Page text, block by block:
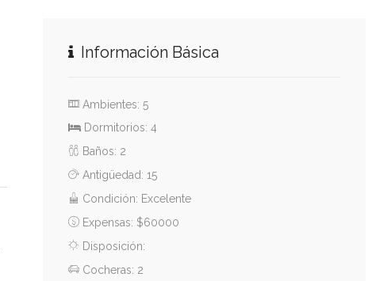
Información Básica
Ambientes: 5
Dormitorios: 4
Baños: 2
Antigüedad: 15
Condición: Excelente
Expensas: $60000
Disposición:
Cocheras: 2